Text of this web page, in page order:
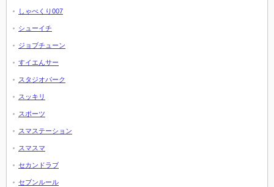
しゃべくり007
シューイチ
ジョブチューン
すイエんサー
スタジオパーク
スッキリ
スポーツ
スマステーション
スマスマ
セカンドラブ
セブンルール